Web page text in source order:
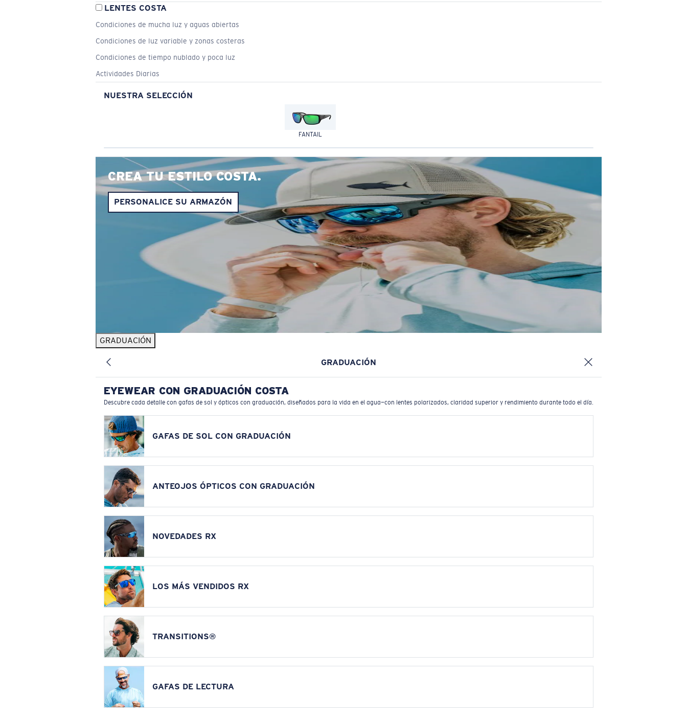
LENTES COSTA
Condiciones de mucha luz y aguas abiertas
Condiciones de luz variable y zonas costeras
Condiciones de tiempo nublado y poca luz
Actividades Diarias
NUESTRA SELECCIÓN
FANTAIL
CREA TU ESTILO COSTA.
PERSONALICE SU ARMAZÓN
GRADUACIÓN
GRADUACIÓN
EYEWEAR CON GRADUACIÓN COSTA
Descubre cada detalle con gafas de sol y ópticos con graduación, diseñados para la vida en el agua—con lentes polarizados, claridad superior y rendimiento durante todo el día.
GAFAS DE SOL CON GRADUACIÓN
ANTEOJOS ÓPTICOS CON GRADUACIÓN
NOVEDADES RX
LOS MÁS VENDIDOS RX
TRANSITIONS®
GAFAS DE LECTURA